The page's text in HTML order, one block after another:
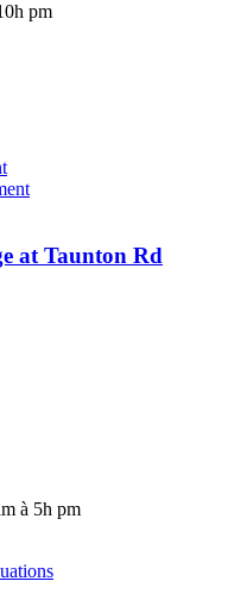
pm
at Taunton Rd
à 5h pm